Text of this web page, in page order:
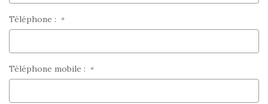
Téléphone : *
Téléphone mobile : *